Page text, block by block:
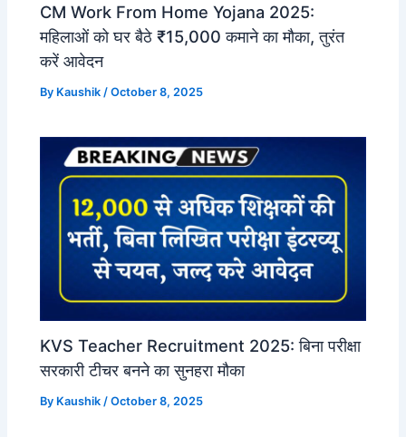
CM Work From Home Yojana 2025:
महिलाओं को घर बैठे ₹15,000 कमाने का मौका, तुरंत
करें आवेदन
By Kaushik /October 8, 2025
KVS Teacher Recruitment 2025: बिना परीक्षा
सरकारी टीचर बनने का सुनहरा मौका
By Kaushik/October 8, 2025